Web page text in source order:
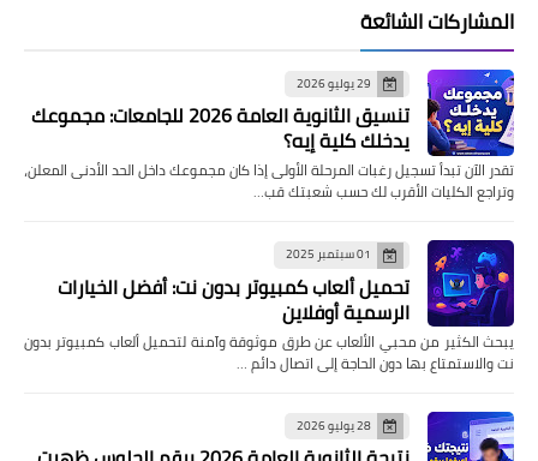
المشاركات الشائعة
29 يوليو 2026
تنسيق الثانوية العامة 2026 للجامعات: مجموعك
يدخلك كلية إيه؟
تقدر الآن تبدأ تسجيل رغبات المرحلة الأولى إذا كان مجموعك داخل الحد الأدنى المعلن،
وتراجع الكليات الأقرب لك حسب شعبتك قب…
01 سبتمبر 2025
تحميل ألعاب كمبيوتر بدون نت: أفضل الخيارات
الرسمية أوفلاين
يبحث الكثير من محبي الألعاب عن طرق موثوقة وآمنة لتحميل ألعاب كمبيوتر بدون
نت والاستمتاع بها دون الحاجة إلى اتصال دائم …
28 يوليو 2026